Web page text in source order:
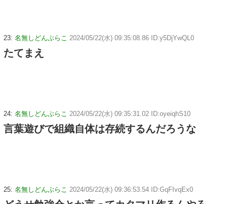
23: 名無しどんぶらこ 2024/05/22(水) 09:35:08.86 ID:y5DjYwQL0
たてまえ
24: 名無しどんぶらこ 2024/05/22(水) 09:35:31.02 ID:oyeiqhS10
言葉遊びで組織自体は存続するんだろうな
25: 名無しどんぶらこ 2024/05/22(水) 09:36:53.54 ID:GqFIvqEx0